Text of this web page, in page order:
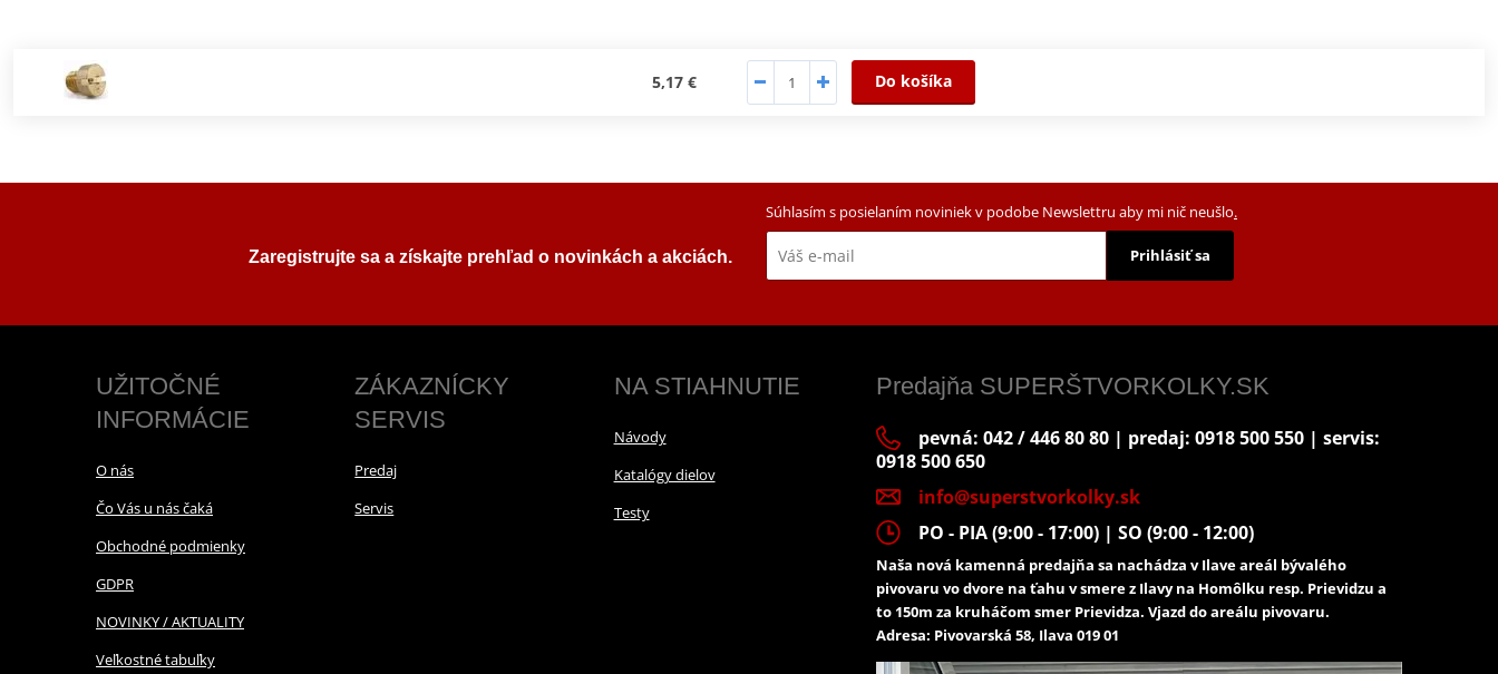
5,17 € Do košíka
Zaregistrujte sa a získajte prehľad o novinkách a akciách.
Súhlasím s posielaním noviniek v podobe Newslettru aby mi nič neušlo.
Prihlásiť sa
UŽITOČNÉ
INFORMÁCIE
O nás
Čo Vás u nás čaká
Obchodné podmienky
GDPR
NOVINKY / AKTUALITY
Veľkostné tabuľky
ZÁKAZNÍCKY
SERVIS
Predaj
Servis
NA STIAHNUTIE
Návody
Katalógy dielov
Testy
Predajňa SUPERŠTVORKOLKY.SK
pevná: 042 / 446 80 80 | predaj: 0918 500 550 | servis:
0918 500 650
info@superstvorkolky.sk
PO - PIA (9:00 - 17:00) | SO (9:00 - 12:00)
Naša nová kamenná predajňa sa nachádza v Ilave areál bývalého
pivovaru vo dvore na ťahu v smere z Ilavy na Homôlku resp. Prievidzu a
to 150m za kruháčom smer Prievidza. Vjazd do areálu pivovaru.
Adresa: Pivovarská 58, Ilava 019 01